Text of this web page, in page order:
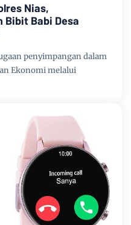
Nias,
Bibit Babi Desa
penyimpangan dalam
Ekonomi melalui